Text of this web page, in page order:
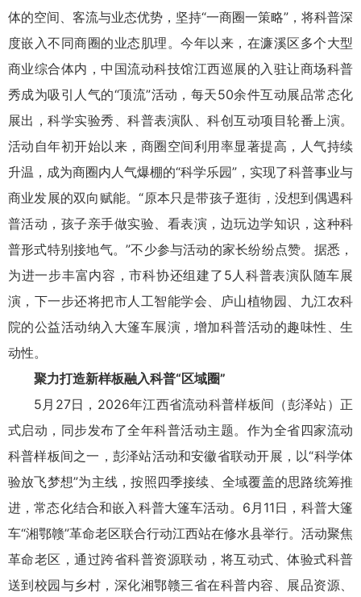
体的空间、客流与业态优势，坚持“一商圈一策略”，将科普深
度嵌入不同商圈的业态肌理。今年以来，在濂溪区多个大型
商业综合体内，中国流动科技馆江西巡展的入驻让商场科普
秀成为吸引人气的“顶流”活动，每天50余件互动展品常态化
展出，科学实验秀、科普表演队、科创互动项目轮番上演。
活动自年初开始以来，商圈空间利用率显著提高，人气持续
升温，成为商圈内人气爆棚的“科学乐园”，实现了科普事业与
商业发展的双向赋能。“原本只是带孩子逛街，没想到偶遇科
普活动，孩子亲手做实验、看表演，边玩边学知识，这种科
普形式特别接地气。”不少参与活动的家长纷纷点赞。据悉，
为进一步丰富内容，市科协还组建了5人科普表演队随车展
演，下一步还将把市人工智能学会、庐山植物园、九江农科
院的公益活动纳入大篷车展演，增加科普活动的趣味性、生
动性。
聚力打造新样板融入科普“区域圈”
5月27日，2026年江西省流动科普样板间（彭泽站）正
式启动，同步发布了全年科普活动主题。作为全省四家流动
科普样板间之一，彭泽站活动和安徽省联动开展，以“科学体
验放飞梦想”为主线，按照四季接续、全域覆盖的思路统筹推
进，常态化结合和嵌入科普大篷车活动。6月11日，科普大篷
车“湘鄂赣”革命老区联合行动江西站在修水县举行。活动聚焦
革命老区，通过跨省科普资源联动，将互动式、体验式科普
送到校园与乡村，深化湘鄂赣三省在科普内容、展品资源、